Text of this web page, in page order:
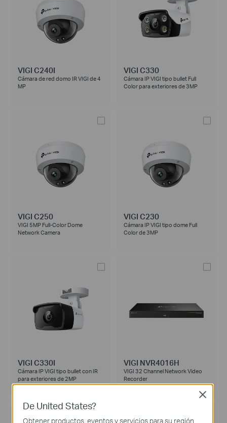
VIGI C240I
Cámara de red domo IR VIGI de 4
MP
VIGI C330
Cámara IP VIGI tipo bullet Full
Color para exteriores de 3MP
VIGI C250
VIGI 5MP Full-Color Dome
Network Camera
VIGI C230
Cámara IP VIGI tipo dome Full
Color de 3MP
VIGI C330I
Cámara IP VIGI tipo bullet con IR
para exteriores de 2MP
VIGI NVR4016H
VIGI 32 Channel Network Video
Recorder
De United States?
Obtener productos, eventos y servicios para su región.
Close